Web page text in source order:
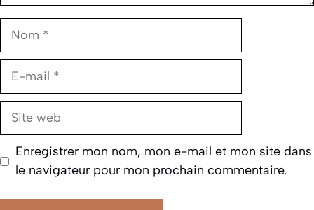
Nom
E-
Site
Enregistrer mon nom, mon e-mail et mon site dans
le navigateur pour mon prochain commentaire.